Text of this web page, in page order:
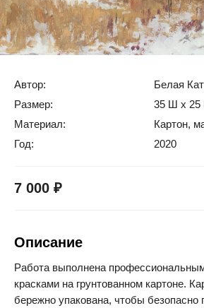
Октябрьский
Размер:
35 Ш x 25
Материал:
Картон,
Год:
2020
Автор: Белая
Работа выполнена
красками на грунтованном картоне.
бережно упакована, чтобы безопасно
Описание
Купить картину
7 000 ₽